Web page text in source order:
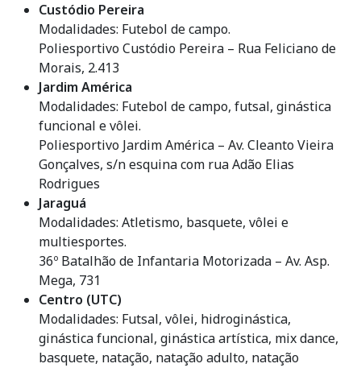
Custódio Pereira
Modalidades: Futebol de campo.
Poliesportivo Custódio Pereira – Rua Feliciano de
Morais, 2.413
Jardim América
Modalidades: Futebol de campo, futsal, ginástica
funcional e vôlei.
Poliesportivo Jardim América – Av. Cleanto Vieira
Gonçalves, s/n esquina com rua Adão Elias
Rodrigues
Jaraguá
Modalidades: Atletismo, basquete, vôlei e
multiesportes.
36º Batalhão de Infantaria Motorizada – Av. Asp.
Mega, 731
Centro (UTC)
Modalidades: Futsal, vôlei, hidroginástica,
ginástica funcional, ginástica artística, mix dance,
basquete, natação, natação adulto, natação